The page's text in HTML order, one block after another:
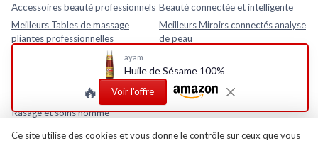
ayam
Huile de Sésame 100%
🔥 Voir l'offre
Accessoires beauté professionnels
Meilleurs Tables de massage
pliantes professionnelles
Comparatif Loupes esthétiques
TOP Fauteuils esthétiques
Beauté connectée et intelligente
Meilleurs Miroirs connectés analyse
de peau
électroniques
TOP Appareils beauté intelligents
avec application mobile
Rasage et soins homme
Meilleurs Après-rasages
Ce site utilise des cookies et vous donne le contrôle sur ceux que vous